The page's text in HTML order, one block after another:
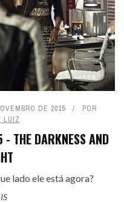
DE 2015
POR
LUIZ
THE DARKNESS AND
lado ele está agora?